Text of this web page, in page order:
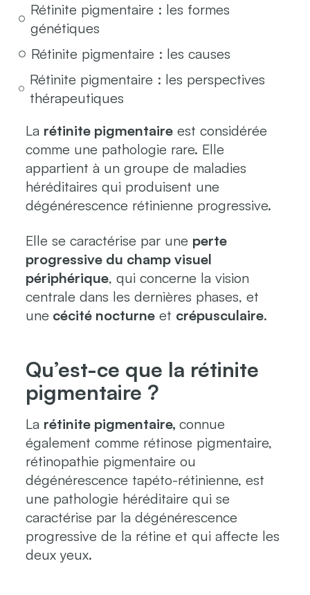
Rétinite pigmentaire : les formes
génétiques
Rétinite pigmentaire : les causes
Rétinite pigmentaire : les perspectives
thérapeutiques
La rétinite pigmentaireest considérée
comme une pathologie rare. Elle
appartient à un groupe de maladies
héréditaires qui produisent une
dégénérescence rétinienne progressive.
Elle se caractérise par une perte
progressive du champ visuel
périphérique, qui concerne la vision
centrale dans les dernières phases, et
une cécité nocturneet crépusculaire.
Qu’est-ce que la rétinite
pigmentaire ?
La rétinite pigmentaire, connue
également comme rétinose pigmentaire,
rétinopathie pigmentaire ou
dégénérescence tapéto-rétinienne, est
une pathologie héréditaire qui se
caractérise par la dégénérescence
progressive de la rétine et qui affecte les
deux yeux.